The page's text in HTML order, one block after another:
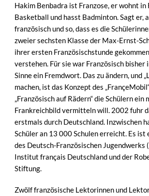
Hakim Benbadra ist Franzose, er wohnt
Basketball und hasst Badminton. Sagt er,
französisch und so, dass es die
zweier sechsten Klasse der Max-Ernst-
ihrer ersten Französischstunde
verstehen. Für sie war Französisch bisher
Sinne ein Fremdwort. Das zu ändern, und
machen, ist das Konzept des
„Französisch auf Rädern“ die Schülern ein
Frankreichbild vermitteln will. 2002 fuhr
erstmals durch Deutschland. Inzwischen
Schüler an 13 000 Schulen erreicht. Es
des Deutsch-Französischen Jugendwerks
Institut français Deutschland und der
Stiftung.
Zwölf französische Lektorinnen und